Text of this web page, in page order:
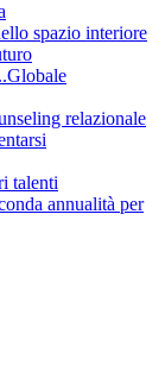
spazio interiore
relazionale
talenti
annualità per